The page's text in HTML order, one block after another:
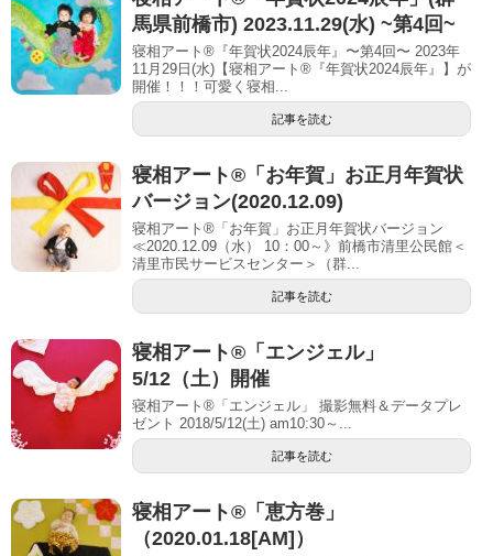
馬県前橋市) 2023.11.29(水) ~第4回~
寝相アート®『年賀状2024辰年』〜第4回〜 2023年
11月29日(水)【寝相アート®︎『年賀状2024辰年』】が
開催！！！可愛く寝相...
記事を読む
寝相アート®︎「お年賀」お正月年賀状
バージョン(2020.12.09)
寝相アート®︎「お年賀」お正月年賀状バージョン
≪2020.12.09（水） 10：00～》前橋市清里公民館＜
清里市民サービスセンター＞（群...
記事を読む
寝相アート®「エンジェル」
5/12（土）開催
寝相アート®「エンジェル」 撮影無料＆データプレ
ゼント 2018/5/12(土) am10:30～...
記事を読む
寝相アート®「恵方巻」
（2020.01.18[AM]）